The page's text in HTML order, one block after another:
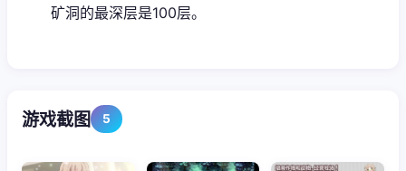
矿洞的最深层是100层。
游戏截图 5